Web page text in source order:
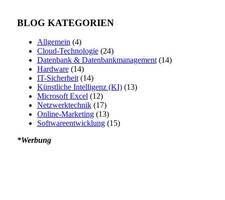
BLOG KATEGORIEN
Allgemein(4)
Cloud-Technologie(24)
Datenbank & Datenbankmanagement(14)
Hardware(14)
IT-Sicherheit(14)
Künstliche Intelligenz (KI)(13)
Microsoft Excel(12)
Netzwerktechnik(17)
Online-Marketing(13)
Softwareentwicklung(15)
*Werbung